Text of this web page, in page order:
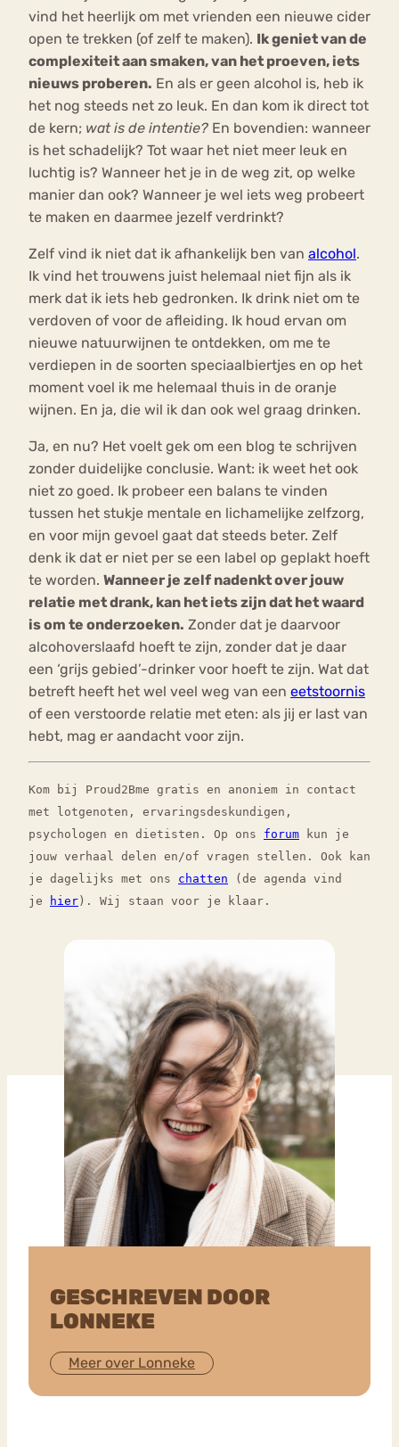
vind het heerlijk om met vrienden een nieuwe cider
open te trekken (of zelf te maken). Ik geniet van de
complexiteit aan smaken, van het proeven, iets
nieuws proberen. En als er geen alcohol is, heb ik
het nog steeds net zo leuk. En dan kom ik direct tot
de kern; wat is de intentie? En bovendien: wanneer
is het schadelijk? Tot waar het niet meer leuk en
luchtig is? Wanneer het je in de weg zit, op welke
manier dan ook? Wanneer je wel iets weg probeert
te maken en daarmee jezelf verdrinkt?
Zelf vind ik niet dat ik afhankelijk ben van alcohol.
Ik vind het trouwens juist helemaal niet fijn als ik
merk dat ik iets heb gedronken. Ik drink niet om te
verdoven of voor de afleiding. Ik houd ervan om
nieuwe natuurwijnen te ontdekken, om me te
verdiepen in de soorten speciaalbiertjes en op het
moment voel ik me helemaal thuis in de oranje
wijnen. En ja, die wil ik dan ook wel graag drinken.
Ja, en nu? Het voelt gek om een blog te schrijven
zonder duidelijke conclusie. Want: ik weet het ook
niet zo goed. Ik probeer een balans te vinden
tussen het stukje mentale en lichamelijke zelfzorg,
en voor mijn gevoel gaat dat steeds beter. Zelf
denk ik dat er niet per se een label op geplakt hoeft
te worden. Wanneer je zelf nadenkt over jouw
relatie met drank, kan het iets zijn dat het waard
is om te onderzoeken. Zonder dat je daarvoor
alcohoverslaafd hoeft te zijn, zonder dat je daar
een ‘grijs gebied’-drinker voor hoeft te zijn. Wat dat
betreft heeft het wel veel weg van een eetstoornis
of een verstoorde relatie met eten: als jij er last van
hebt, mag er aandacht voor zijn.
Kom bij Proud2Bme gratis en anoniem in contact
met lotgenoten, ervaringsdeskundigen,
psychologen en dietisten. Op ons forum kun je
jouw verhaal delen en/of vragen stellen. Ook kan
je dagelijks met ons chatten (de agenda vind
je
hier ). Wij staan voor je klaar.
GESCHREVEN DOOR
LONNEKE
Meer over Lonneke